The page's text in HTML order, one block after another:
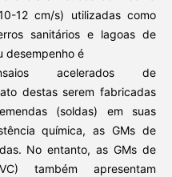
12 cm/s) utilizadas como
sanitários e lagoas de
desempenho é
acelerados de
destas serem fabricadas
(soldas) em suas
química, as GMs de
No entanto, as GMs de
também apresentam